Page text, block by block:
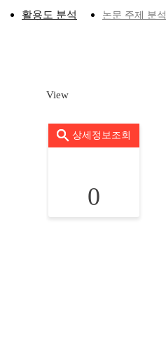
활용도 분석 논문 주제 분석
View
상세정보조회
0